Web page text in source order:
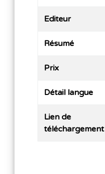
Editeur
Résumé
Prix
Détail langue
Lien de
téléchargement